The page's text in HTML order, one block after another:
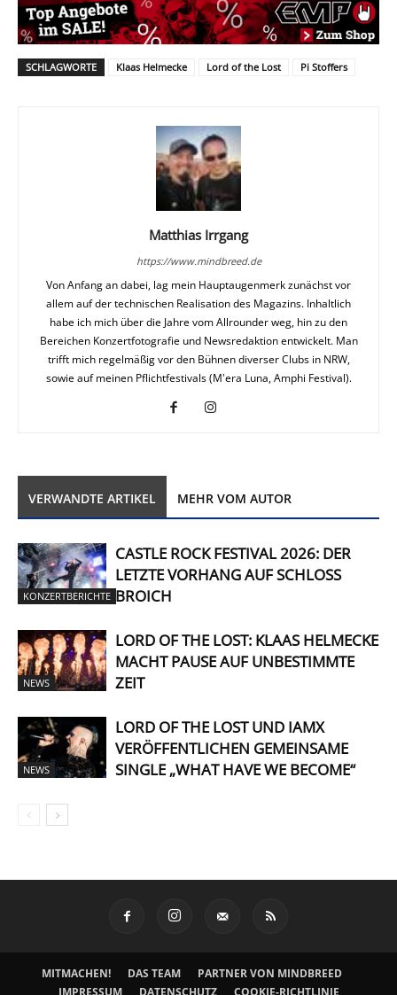
SCHLAGWORTE Klaas Helmecke Lord of the Lost Pi Stoffers
Matthias Irrgang
https://www.mindbreed.de
Von Anfang an dabei, lag mein Hauptaugenmerk zunächst vor
allem auf der technischen Realisation des Magazins. Inhaltlich
habe ich mich über die Jahre vom Allrounder weg, hin zu den
Bereichen Konzertfotografie und Newsredaktion entwickelt. Man
trifft mich regelmäßig vor den Bühnen diverser Clubs in NRW,
sowie auf meinen Pflichtfestivals (M'era Luna, Amphi Festival).
VERWANDTE ARTIKEL MEHR VOM AUTOR
KONZERTBERICHTE
CASTLE ROCK FESTIVAL 2026: DER
LETZTE VORHANG AUF SCHLOSS
BROICH
NEWS
LORD OF THE LOST: KLAAS HELMECKE
MACHT PAUSE AUF UNBESTIMMTE
ZEIT
NEWS
LORD OF THE LOST UND IAMX
VERÖFFENTLICHEN GEMEINSAME
SINGLE „WHAT HAVE WE BECOME“
MITMACHEN! DAS TEAM
PARTNER VON MINDBREED